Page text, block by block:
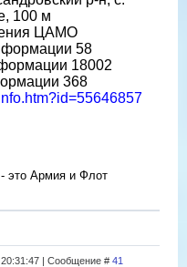
100 м
ЦАМО
58
18002
368
это Армия и Флот
| Сообщение # 41